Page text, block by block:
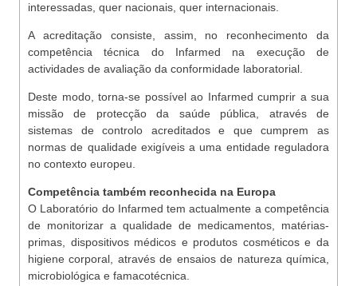
interessadas, quer nacionais, quer internacionais.
A acreditação consiste, assim, no reconhecimento da
competência técnica do Infarmed na execução de
actividades de avaliação da conformidade laboratorial.
Deste modo, torna-se possível ao Infarmed cumprir a sua
missão de protecção da saúde pública, através de
sistemas de controlo acreditados e que cumprem as
normas de qualidade exigíveis a uma entidade reguladora
no contexto europeu.
Competência também reconhecida na Europa
O Laboratório do Infarmed tem actualmente a competência
de monitorizar a qualidade de medicamentos, matérias-
primas, dispositivos médicos e produtos cosméticos e da
higiene corporal, através de ensaios de natureza química,
microbiológica e famacotécnica.